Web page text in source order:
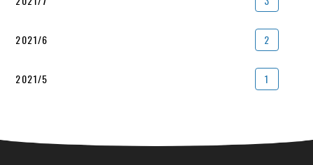
2021/6 2
2021/5 1